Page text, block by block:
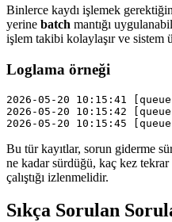
Binlerce kaydı işlemek
yerine batch mantığı
işlem takibi kolaylaşır ve sistem
Loglama örneği
2026-05-20 10:15:41
2026-05-20 10:15:42
2026-05-20 10:15:45
Bu tür kayıtlar, sorun giderme
ne kadar sürdüğü, kaç kez
çalıştığı izlenmelidir.
Sıkça Sorulan